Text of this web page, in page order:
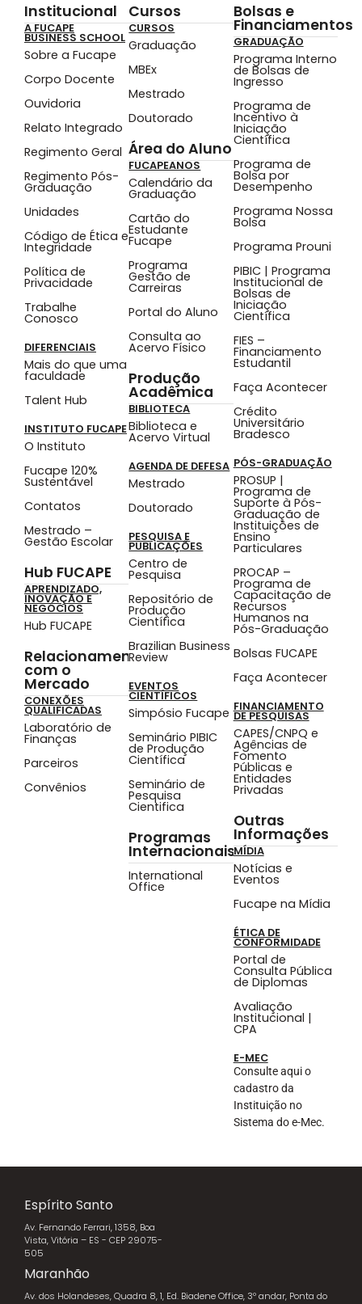
Institucional
A FUCAPE
BUSINESS SCHOOL
Sobre a Fucape
Corpo Docente
Ouvidoria
Relato Integrado
Regimento Geral
Regimento Pós-
Graduação
Unidades
Código de Ética e
Integridade
Política de
Privacidade
Trabalhe
Conosco
DIFERENCIAIS
Mais do que uma
faculdade
Talent Hub
INSTITUTO FUCAPE
O Instituto
Fucape 120%
Sustentável
Contatos
Mestrado –
Gestão Escolar
Hub FUCAPE
APRENDIZADO,
INOVAÇÃO E
NEGÓCIOS
Hub FUCAPE
Relacionamento
com o
Mercado
CONEXÕES
QUALIFICADAS
Laboratório de
Finanças
Parceiros
Convênios
Cursos
CURSOS
Graduação
MBEx
Mestrado
Doutorado
Área do Aluno
FUCAPEANOS
Calendário da
Graduação
Cartão do
Estudante
Fucape
Programa
Gestão de
Carreiras
Portal do Aluno
Consulta ao
Acervo Físico
Produção
Acadêmica
BIBLIOTECA
Biblioteca e
Acervo Virtual
AGENDA DE DEFESA
Mestrado
Doutorado
PESQUISA E
PUBLICAÇÕES
Centro de
Pesquisa
Repositório de
Produção
Científica
Brazilian Business
Review
EVENTOS
CIENTÍFICOS
Simpósio Fucape
Seminário PIBIC
de Produção
Científica
Seminário de
Pesquisa
Cientifica
Programas
Internacionais
International
Office
Bolsas e
Financiamentos
GRADUAÇÃO
Programa Interno
de Bolsas de
Ingresso
Programa de
Incentivo à
Iniciação
Científica
Programa de
Bolsa por
Desempenho
Programa Nossa
Bolsa
Programa Prouni
PIBIC | Programa
Institucional de
Bolsas de
Iniciação
Científica
FIES –
Financiamento
Estudantil
Faça Acontecer
Crédito
Universitário
Bradesco
PÓS-GRADUAÇÃO
PROSUP |
Programa de
Suporte à Pós-
Graduação de
Instituições de
Ensino
Particulares
PROCAP –
Programa de
Capacitação de
Recursos
Humanos na
Pós-Graduação
Bolsas FUCAPE
Faça Acontecer
FINANCIAMENTO
DE PESQUISAS
CAPES/CNPQ e
Agências de
Fomento
Públicas e
Entidades
Privadas
Outras
Informações
MÍDIA
Notícias e
Eventos
Fucape na Mídia
ÉTICA DE
CONFORMIDADE
Portal de
Consulta Pública
de Diplomas
Avaliação
Institucional |
CPA
E-MEC
Consulte aqui o
cadastro da
Instituição no
Sistema do e-Mec.
Espírito Santo
Av. Fernando Ferrari, 1358, Boa
Vista, Vitória – ES - CEP 29075-
505
Maranhão
Av. dos Holandeses, Quadra 8, 1, Ed. Biadene Office, 3º andar, Ponta do